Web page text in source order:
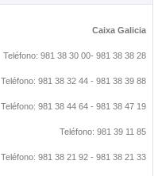
Caixa Galicia
Teléfono: 981 38 30 00- 981 38 38 28
Teléfono: 981 38 32 44 - 981 38 39 88
Teléfono: 981 38 44 64 - 981 38 47 19
Teléfono: 981 39 11 85
Teléfono: 981 38 21 92 - 981 38 21 33